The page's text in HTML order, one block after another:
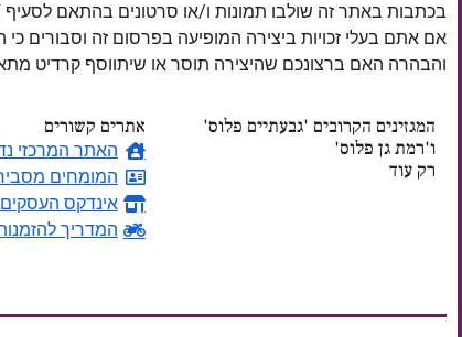
בכתבות באתר זה שולבו תמונות ו/או סרטונים בהתאם לסעיף 27א לחוק זכויות יוצרים, התשס"ח–2007.
אם אתם בעלי זכויות ביצירה המופיעה בפרסום זה וסבורים
והבהרה האם ברצונכם שהיצירה תוסר או שיתווסף קרדיט
המגזינים הקרובים 'גבעתיים פלוס'
ו'רמת גן פלוס'
רק עוד
אתרים קשורים
האתר המרכזי
המומחים
אינדקס
המדריך